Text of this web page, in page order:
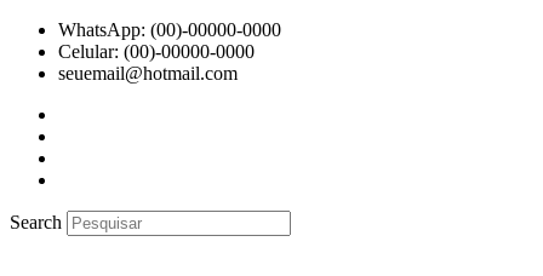
para
WhatsApp: (00)-00000-0000
Celular: (00)-00000-0000
seuemail@hotmail.com
Search